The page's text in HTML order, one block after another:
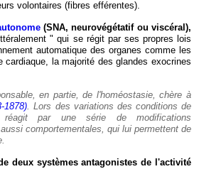
volontaires (fibres efférentes).
(SNA, neurovégétatif ou viscéral),
" qui se régit par ses propres lois
automatique des organes comme les
la majorité des glandes exocrines
en partie, de l'homéostasie, chère à
1878). Lors des variations des conditions de
réagit par une série de modifications
comportementales, qui lui permettent de
deux systèmes antagonistes de l'activité